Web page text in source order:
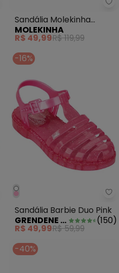
Molekinha (Branco)
Sandália Molekinha
(Rosa)
MOLEKINHA
R$ 49,99R$ 119,99
Molekinha (Off White)
-16%
Sandália Barbie Duo Pink
GRENDENE KIDS
(150)
R$ 49,99R$ 59,99
-40%